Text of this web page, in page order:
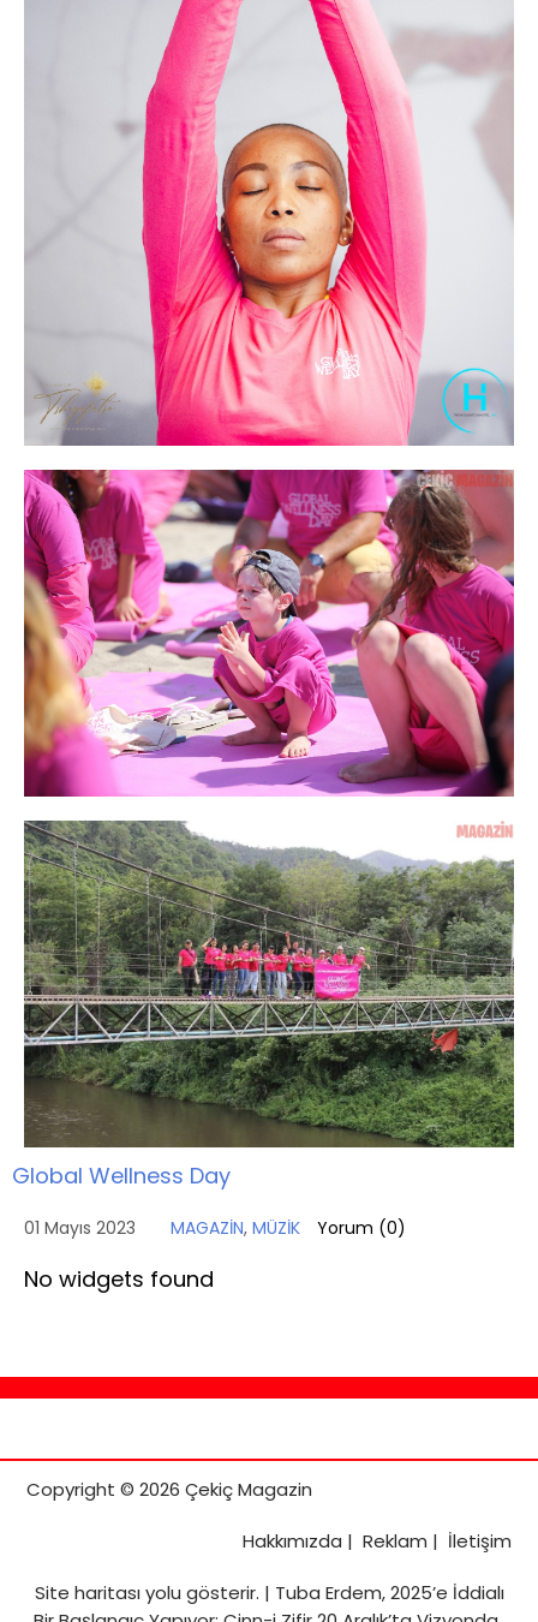
Global Wellness Day
01 Mayıs 2023 MAGAZİN, MÜZİK Yorum (0)
No widgets found
Copyright © 2026 Çekiç Magazin
Hakkımızda | Reklam | İletişim
Site haritasıyolu gösterir. | Tuba Erdem, 2025’e İddialı